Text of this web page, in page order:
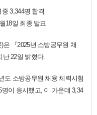
3,344명 합격
18일 최종 발표
『2025년 소방공무원 채
22일 밝혔다.
도 소방공무원 채용 체력시험
이 응시했고, 이 가운데 3,34